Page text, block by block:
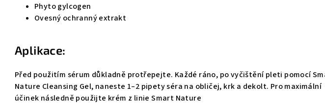
Phyto gylcogen
Ovesný ochranný extrakt
Aplikace:
Před použitím sérum důkladně protřepejte. Každé ráno, po vyčištění pleti pomocí
Nature Cleansing Gel, naneste 1–2 pipety séra na obličej, krk a dekolt. Pro maximální
účinek následně použijte krém z linie Smart Nature